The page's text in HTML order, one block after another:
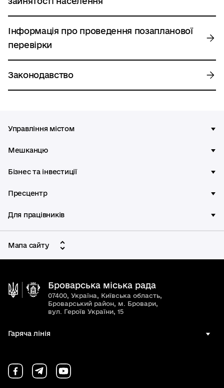
Інформація про проведення позапланової
перевірки
Законодавство
Управління містом
Мешканцю
Бізнес та інвестиції
Пресцентр
Для працівників
Мапа сайту
Броварська міська рада
07400, Україна, Київська область,
Броварський район, м. Бровари,
вул. Героїв України, 15
Гаряча лінія